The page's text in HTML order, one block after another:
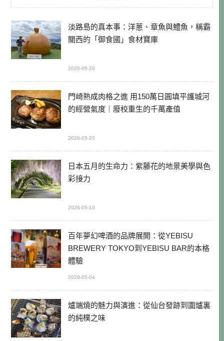
淡路島的真本事：洋蔥、章魚與鱧魚，稱霸
關西的「御食國」食材寶庫
2026-05-20
門崎熟成肉格之進 用150萬日圓填平護城河
的經營氣度｜廢校重生的千萬產值
2026-05-20
日本五月的生命力：紫藤花的地景美學與色
彩接力
2026-05-10
百年夢幻啤酒的品牌展開：從YEBISU
BREWERY TOKYO到YEBISU BAR的本格
體驗
2026-05-04
爐端燒的魅力與演進：從仙台發跡到圍爐裏
的純樸之味